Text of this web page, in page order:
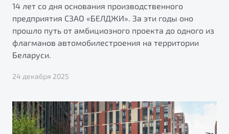
14 лет со дня основания производственного
предприятия СЗАО «БЕЛДЖИ». За эти годы оно
прошло путь от амбициозного проекта до одного из
флагманов автомобилестроения на территории
Беларуси.
24 декабря 2025